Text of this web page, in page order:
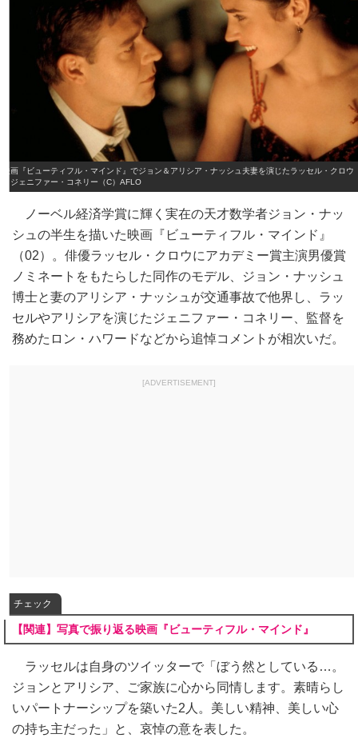
映画『ビューティフル・マインド』でジョン＆アリシア・ナッシュ夫妻を演じたラッセル・クロウ
とジェニファー・コネリー（C）AFLO
ノーベル経済学賞に輝く実在の天才数学者ジョン・ナッ
シュの半生を描いた映画『ビューティフル・マインド』
（02）。俳優ラッセル・クロウにアカデミー賞主演男優賞
ノミネートをもたらした同作のモデル、ジョン・ナッシュ
博士と妻のアリシア・ナッシュが交通事故で他界し、ラッ
セルやアリシアを演じたジェニファー・コネリー、監督を
務めたロン・ハワードなどから追悼コメントが相次いだ。
[ADVERTISEMENT]
チェック
【関連】写真で振り返る映画『ビューティフル・マインド』
ラッセルは自身のツイッターで「ぼう然としている…。
ジョンとアリシア、ご家族に心から同情します。素晴らし
いパートナーシップを築いた2人。美しい精神、美しい心
の持ち主だった」と、哀悼の意を表した。